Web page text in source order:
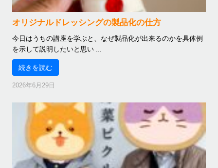
オリジナルドレッシングの製品化の仕方
今日はうちの講座を学ぶと、なぜ製品化が出来るのかを具体例
を示して説明したいと思い ...
続きを読む
2026年6月29日